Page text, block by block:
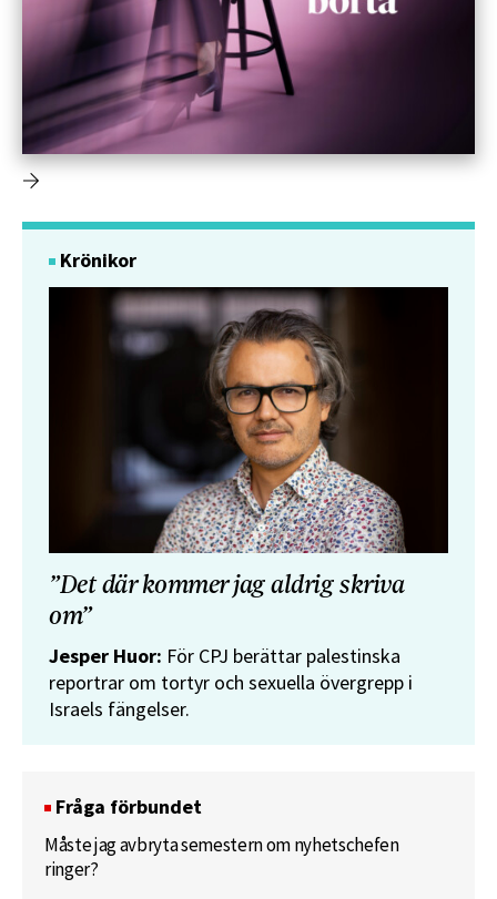
Krönikor
”Det där kommer jag aldrig skriva
om”
Jesper Huor: För CPJ berättar palestinska
reportrar om tortyr och sexuella övergrepp i
Israels fängelser.
Fråga förbundet
Måste jag avbryta semestern om nyhetschefen
ringer?